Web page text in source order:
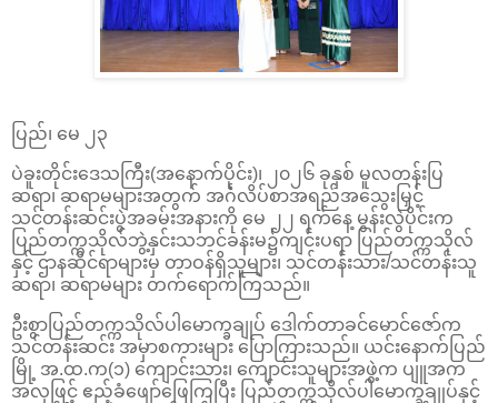
ပြည်၊ မေ ၂၃
ပဲခူးတိုင်းဒေသကြီး(အနောက်ပိုင်း)၊ ၂၀၂၆ ခုနှစ် မူလတန်းပြ
ဆရာ၊ ဆရာမများအတွက် အင်္ဂလိပ်စာအရည်အသွေးမြှင့်
သင်တန်းဆင်းပွဲအခမ်းအနားကို မေ ၂၂ ရက်နေ့ မွန်းလွဲပိုင်းက
ပြည်တက္ကသိုလ်ဘွဲ့နှင်းသဘင်ခန်းမ၌ကျင်းပရာ ပြည်တက္ကသိုလ်
နှင့် ဌာနဆိုင်ရာများမှ တာဝန်ရှိသူများ၊ သင်တန်းသား/သင်တန်းသူ
ဆရာ၊ ဆရာမများ တက်ရောက်ကြသည်။
ဦးစွာပြည်တက္ကသိုလ်ပါမောက္ခချုပ် ဒေါက်တာခင်မောင်ဇော်က
သင်တန်းဆင်း အမှာစကားများ ပြောကြားသည်။ ယင်းနောက်ပြည်
မြို့ အ.ထ.က(၁) ကျောင်းသား၊ ကျောင်းသူများအဖွဲ့က ပျူအက
အလှဖြင့် ဧည့်ခံဖျော်ဖြေကြပြီး ပြည်တက္ကသိုလ်ပါမောက္ခချုပ်နှင့်